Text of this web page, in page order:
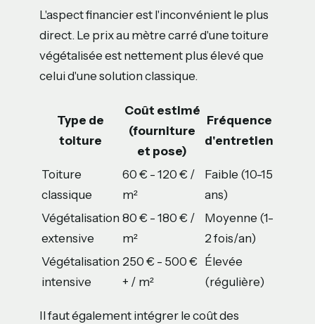
L'aspect financier est l'inconvénient le plus
direct. Le prix au mètre carré d'une toiture
végétalisée est nettement plus élevé que
celui d'une solution classique.
Type de
toiture
Coût estimé
(fourniture
et pose)
Fréquence
d'entretien
Toiture
classique
60 € - 120 € /
m²
Faible (10-15
ans)
Végétalisation
extensive
80 € - 180 € /
m²
Moyenne (1-
2 fois/an)
Végétalisation
intensive
250 € - 500 €
+ / m²
Élevée
(régulière)
Il faut également intégrer le coût des